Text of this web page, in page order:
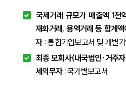
국제거래 규모가 매출액 1천
재화거래, 용역거래 등 합계
자 : 통합기업보고서 및 개별
최종 모회사(내국법인·거주
세의무자 : 국가별보고서